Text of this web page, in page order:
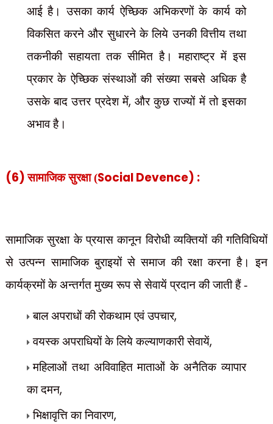
आई है। उसका कार्य ऐच्छिक अभिकरणों के कार्य को
विकसित करने और सुधारने के लिये उनकी वित्तीय तथा
तकनीकी सहायता तक सीमित है। महाराष्ट्र में इस
प्रकार के ऐच्छिक संस्थाओं की संख्या सबसे अधिक है
उसके बाद उत्तर प्रदेश में,और कुछ राज्यों में तो इसका
अभाव है।
(6)सामाजिक सुरक्षा (Social Devence) :
सामाजिक सुरक्षा के प्रयास कानून विरोधी व्यक्तियों की गतिविधियों
से उत्पन्न सामाजिक बुराइयों से समाजकी रक्षा करना है। इन
कार्यक्रमों के अन्तर्गत मुख्य रूप से सेवायें प्रदान की जाती हैं -
बाल अपराधों की रोकथाम एवं उपचार,
वयस्क अपराधियों के लिये कल्याणकारी सेवायें,
महिलाओं तथा अविवाहित माताओं के अनैतिक व्यापार
का दमन,
भिक्षावृत्ति का निवारण,